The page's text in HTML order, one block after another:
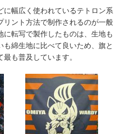
に幅広く使われているテトロン系
リント方法で制作されるのが一般
に転写で製作したものは、生地も
も綿生地に比べて良いため、旗と
も普及しています。